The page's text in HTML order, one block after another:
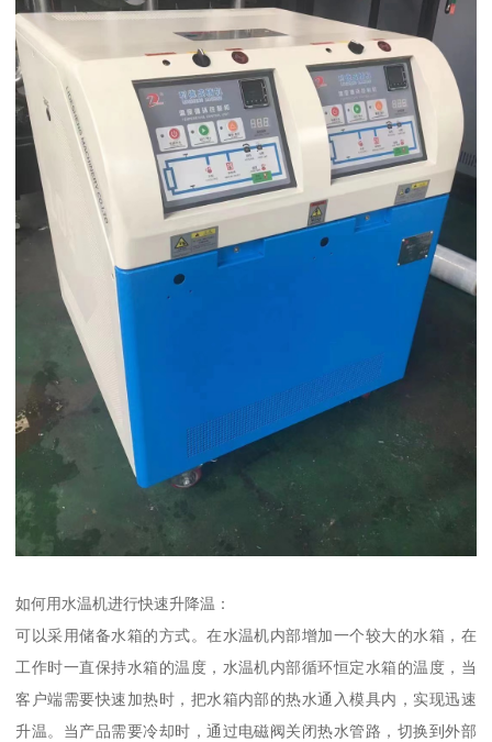
如何用水温机进行快速升降温：
可以采用储备水箱的方式。在水温机内部增加一个较大的水箱，在
工作时一直保持水箱的温度，水温机内部循环恒定水箱的温度，当
客户端需要快速加热时，把水箱内部的热水通入模具内，实现迅速
升温。当产品需要冷却时，通过电磁阀关闭热水管路，切换到外部